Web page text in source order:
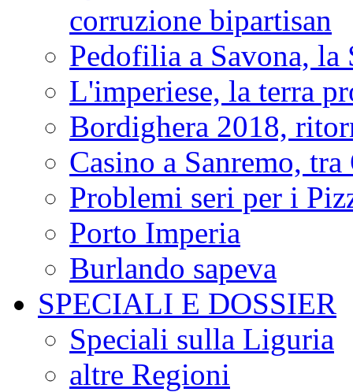
corruzione bipartisan
Pedofilia a Savona, la
L'imperiese, la terra
Bordighera 2018,
Casino a Sanremo,
Problemi seri per i
Porto Imperia
Burlando sapeva
SPECIALI E DOSSIER
Speciali sulla Liguria
altre Regioni